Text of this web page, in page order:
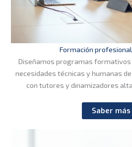
Formación
Diseñamos programas formativos
necesidades técnicas y humanas
con tutores y dinamizadores
Saber más